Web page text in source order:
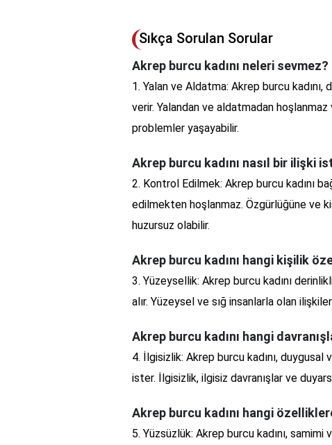
Sıkça Sorulan Sorular
Akrep burcu kadını neleri sevmez?
1. Yalan ve Aldatma: Akrep burcu
verir. Yalandan ve aldatmadan
problemler yaşayabilir.
Akrep burcu kadını nasıl bir ilişki
2. Kontrol Edilmek: Akrep burcu kadını
edilmekten hoşlanmaz. Özgürlüğüne ve
huzursuz olabilir.
Akrep burcu kadını hangi kişilik
3. Yüzeysellik: Akrep burcu kadını
alır. Yüzeysel ve sığ insanlarla olan
Akrep burcu kadını hangi
4. İlgisizlik: Akrep burcu kadını,
ister. İlgisizlik, ilgisiz davranışlar ve
Akrep burcu kadını hangi
5. Yüzsüzlük: Akrep burcu kadını,